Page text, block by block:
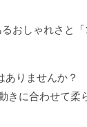
おしゃれさと
ありませんか？
きに合わせて柔